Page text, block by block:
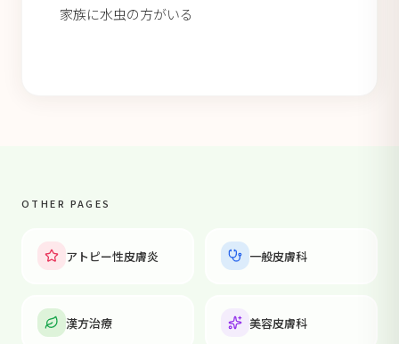
家族に水虫の方がいる
OTHER PAGES
アトピー性皮膚炎 一般皮膚科
漢方治療 美容皮膚科